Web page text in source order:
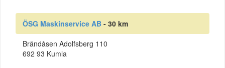
ÖSG Maskinservice AB - 30 km
Brändåsen Adolfsberg 110
692 93 Kumla